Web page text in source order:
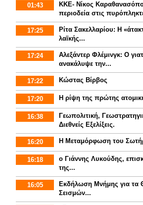
01:43
ΚΚΕ- Νίκος
περιοδεία στις
17:25
Ρίτα Σακελλαρίου: Η
λαϊκής...
17:24
Αλεξάντερ Φλέμινγκ: Ο
ανακάλυψε την...
17:22 Κώστας Βίρβος
17:20 Η ρίψη της πρώτης
16:38
Γεωπολιτική,
Διεθνείς Εξελίξεις.
16:20 Η Μεταμόρφωση του
16:18
ο Γιάννης Λυκούδης,
της...
16:05
Εκδήλωση Μνήμης για τα
Σεισμών...